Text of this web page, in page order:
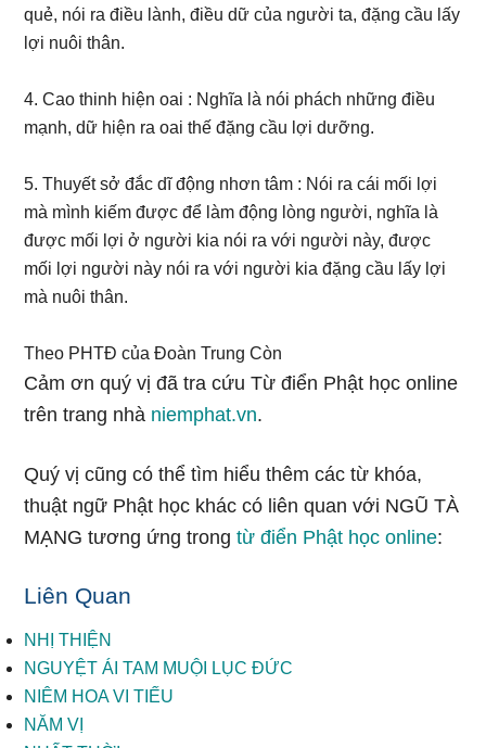
quẻ, nói ra điều lành, điều dữ của người ta, đặng cầu lấy
lợi nuôi thân.
4. Cao thinh hiện oai : Nghĩa là nói phách những điều
mạnh, dữ hiện ra oai thế đặng cầu lợi dưỡng.
5. Thuyết sở đắc dĩ động nhơn tâm : Nói ra cái mối lợi
mà mình kiếm được để làm động lòng người, nghĩa là
được mối lợi ở người kia nói ra với người này, được
mối lợi người này nói ra với người kia đặng cầu lấy lợi
mà nuôi thân.
Theo PHTĐ của Đoàn Trung Còn
Cảm ơn quý vị đã tra cứu Từ điển Phật học online
trên trang nhà niemphat.vn.
Quý vị cũng có thể tìm hiểu thêm các từ khóa,
thuật ngữ Phật học khác có liên quan với NGŨ TÀ
MẠNG tương ứng trongtừ điển Phật học online:
Liên Quan
NHỊ THIỆN
NGUYỆT ÁI TAM MUỘI LỤC ĐỨC
NIÊM HOA VI TIẾU
NĂM VỊ